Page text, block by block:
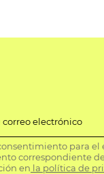
electrónico
para el
correspondiente
en la política de